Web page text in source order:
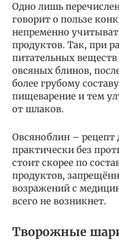
Одно лишь
говорит о пользе
непременно
продуктов. Так, при
питательных
овсяных блинов,
более грубому
пищеварение и тем
от шлаков.
Овсяноблин – рецепт
практически без
стоит скорее по
продуктов,
возражений с
всего не возникнет.
Творожные